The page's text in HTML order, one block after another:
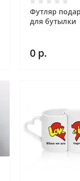
Футляр
для бутылки
0 р.